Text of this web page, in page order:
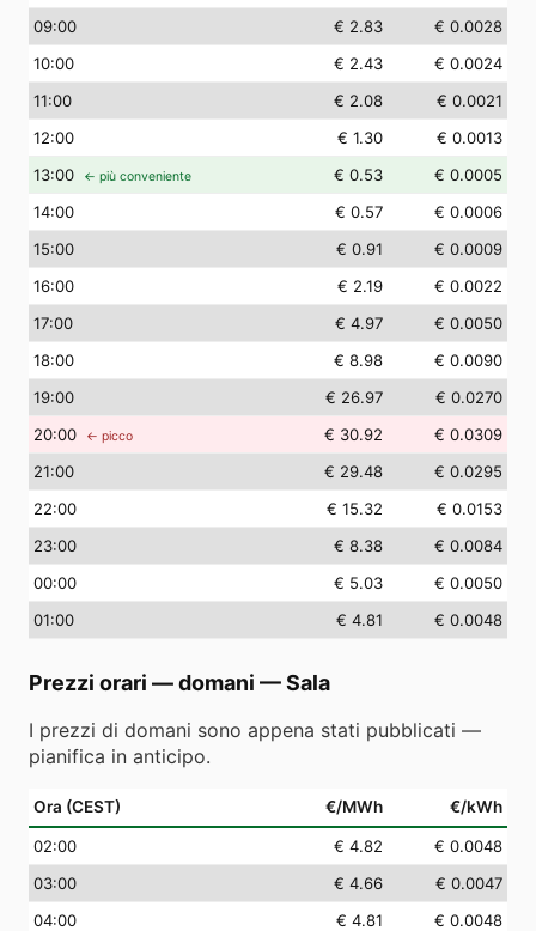
09:00 € 2.83
€ 0.0028
10:00 € 2.43
€ 0.0024
11:00 € 2.08
€ 0.0021
12:00 € 1.30
€ 0.0013
13:00 ← più conveniente € 0.53
€ 0.0005
14:00 € 0.57
€ 0.0006
15:00 € 0.91
€ 0.0009
16:00 € 2.19
€ 0.0022
17:00 € 4.97
€ 0.0050
18:00 € 8.98
€ 0.0090
19:00 € 26.97
€ 0.0270
20:00 ← picco € 30.92
€ 0.0309
21:00 € 29.48
€ 0.0295
22:00 € 15.32
€ 0.0153
23:00 € 8.38
€ 0.0084
00:00 € 5.03
€ 0.0050
01:00 € 4.81 € 0.0048
Prezzi orari — domani —Sala
I prezzi di domani sono appena stati pubblicati —
pianifica in anticipo.
Ora (CEST) €/MWh €/kWh
02:00 € 4.82
€ 0.0048
03:00 € 4.66
€ 0.0047
04:00 € 4.81
€ 0.0048